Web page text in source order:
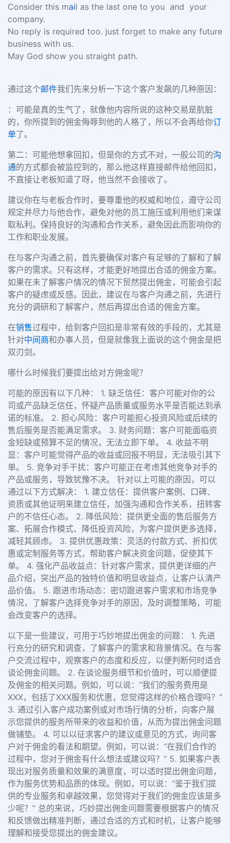
Consider this mail as the last one to you and your
company.
No reply is required too. just forget to make any future
business with us.
May God show you straight path.
通过这个邮件我们先来分析一下这个客户发飙的几种原因：
：可能是真的生气了，就像他内容所说的这种交易是肮脏
的，你所提到的佣金侮辱到他的人格了，所以不会再给你订
单了。
第二：可能他想拿回扣，但是你的方式不对，一般公司的沟
通的方式都会被监控到的，那么他这样直接邮件给他回扣，
不直接让老板知道了呀，他当然不会接收了。
建议你在与老板合作时，要尊重他的权威和地位，遵守公司
规定并尽力与他合作，避免对他的员工施压或利用他们来谋
取私利。保持良好的沟通和合作关系，避免因此而影响你的
工作和职业发展。
在与客户沟通之前，首先要确保对客户有足够的了解和了解
客户的需求。只有这样，才能更好地提出合适的佣金方案。
如果在未了解客户情况的情况下贸然提出佣金，可能会引起
客户的疑虑或反感。因此，建议在与客户沟通之前，先进行
充分的调研和了解客户，然后再提出合适的佣金方案。
在销售过程中，给到客户回扣是非常有效的手段的，尤其是
针对中间商和办事人员，但是就像我上面说的这个佣金是把
双刃剑。
哪什么时候我们要提出给对方佣金呢？
可能的原因有以下几种： 1. 缺乏信任：客户可能对你的公
司或产品缺乏信任，怀疑产品质量或服务水平是否能达到承
诺的标准。 2. 担心风险：客户可能担心投资风险或后续的
售后服务是否能满足需求。 3. 财务问题：客户可能面临资
金短缺或预算不足的情况，无法立即下单。 4. 收益不明
显：客户可能觉得产品的收益或回报不明显，无法吸引其下
单。 5. 竞争对手干扰：客户可能正在考虑其他竞争对手的
产品或服务，导致犹豫不决。 针对以上可能的原因，可以
通过以下方式解决： 1. 建立信任：提供客户案例、口碑、
资质或其他证明来建立信任，加强沟通和合作关系，扭转客
户的不信任心态。 2. 降低风险：提供更全面的售后服务方
案、拓展合作模式、降低投资风险，为客户提供更多选择，
减轻其顾虑。 3. 提供优惠政策：灵活的付款方式、折扣优
惠或定制服务等方式，帮助客户解决资金问题，促使其下
单。 4. 强化产品收益点：针对客户需求，提供更详细的产
品介绍，突出产品的独特价值和明显收益点，让客户认清产
品价值。 5. 跟进市场动态：密切跟进客户需求和市场竞争
情况，了解客户选择竞争对手的原因，及时调整策略，可能
会改变客户的选择。
以下是一些建议，可用于巧妙地提出佣金的问题： 1. 先进
行充分的研究和调查，了解客户的需求和背景情况。在与客
户交流过程中，观察客户的态度和反应，以便判断何时适合
谈论佣金问题。 2. 在谈论服务细节和价值时，可以顺便提
及佣金的相关问题。例如，可以说：“我们的服务费用是
XXX，包括了XXX服务和优惠，您觉得这样的价格合理吗？”
3. 通过引入客户成功案例或对市场行情的分析，向客户展
示您提供的服务所带来的收益和价值，从而为提出佣金问题
做铺垫。 4. 可以以征求客户的建议或意见的方式，询问客
户对于佣金的看法和期望。例如，可以说：“在我们合作的
过程中，您对于佣金有什么想法或建议吗？” 5. 如果客户表
现出对服务质量和效果的满意度，可以适时提出佣金问题，
作为服务优势和品质的体现。例如，可以说：“鉴于我们提
供的专业服务和卓越效果，您觉得对于我们的佣金应该是多
少呢？” 总的来说，巧妙提出佣金问题需要根据客户的情况
和反馈做出精准判断，通过合适的方式和时机，让客户能够
理解和接受您提出的佣金建议。